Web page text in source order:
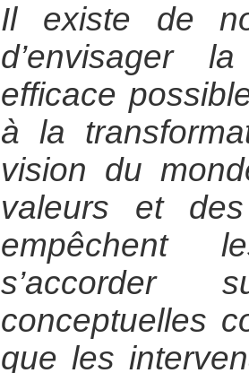
Il existe de
d’envisager
efficace
à la
vision du
valeurs et
empêchent
s’accorder
conceptuelles
que les